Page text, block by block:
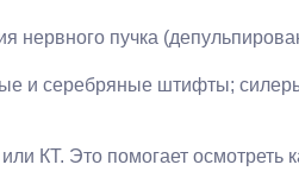
нервного пучка
и серебряные штифты;
КТ. Это помогает осмотреть